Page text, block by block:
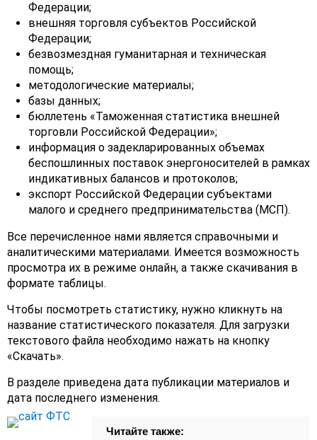
Федерации;
внешняя торговля субъектов Российской
Федерации;
безвозмездная гуманитарная и техническая
помощь;
методологические материалы;
базы данных;
бюллетень «Таможенная статистика внешней
торговли Российской Федерации»;
информация о задекларированных объемах
беспошлинных поставок энергоносителей в рамках
индикативных балансов и протоколов;
экспорт Российской Федерации субъектами
малого и среднего предпринимательства (МСП).
Все перечисленное нами является справочными и
аналитическими материалами. Имеется возможность
просмотра их в режиме онлайн, а также скачивания в
формате таблицы.
Чтобы посмотреть статистику, нужно кликнуть на
название статистического показателя. Для загрузки
текстового файла необходимо нажать на кнопку
«Скачать».
В разделе приведена дата публикации материалов и
дата последнего изменения.
Читайте также: